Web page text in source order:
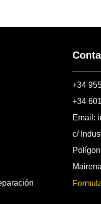
+34
+34
Email:
c/